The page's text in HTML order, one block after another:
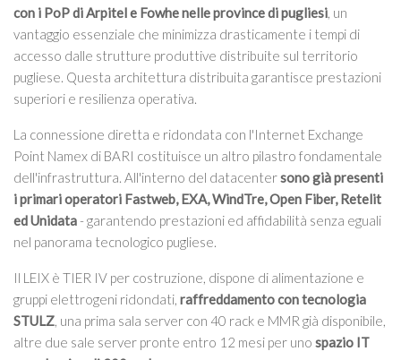
con i PoP di Arpitel e Fowhe nelle province di pugliesi, un
vantaggio essenziale che minimizza drasticamente i tempi di
accesso dalle strutture produttive distribuite sul territorio
pugliese. Questa architettura distribuita garantisce prestazioni
superiori e resilienza operativa.
La connessione diretta e ridondata con l'Internet Exchange
Point Namex di BARI costituisce un altro pilastro fondamentale
dell'infrastruttura. All'interno del datacentersono già presenti
i primari operatori Fastweb, EXA, WindTre, Open Fiber, Retelit
ed Unidata- garantendo prestazioni ed affidabilità senza eguali
nel panorama tecnologico pugliese.
Il LEIX è TIER IV per costruzione, dispone di alimentazione e
gruppi elettrogeni ridondati, raffreddamento con tecnologia
STULZ, una prima sala server con 40 rack e MMR già disponibile,
altre due sale server pronte entro 12 mesi per uno spazio IT